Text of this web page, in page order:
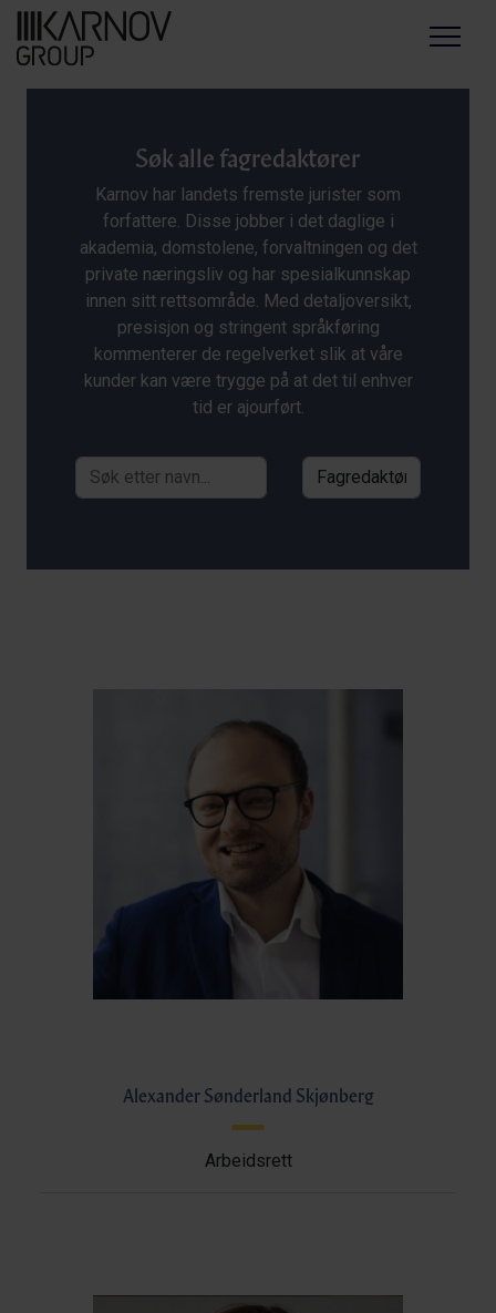
Menu
Søk alle fagredaktører
Karnov har landets fremste jurister som
forfattere. Disse jobber i det daglige i
akademia, domstolene, forvaltningen og det
private næringsliv og har spesialkunnskap
innen sitt rettsområde. Med detaljoversikt,
presisjon og stringent språkføring
kommenterer de regelverket slik at våre
kunder kan være trygge på at det til enhver
tid er ajourført.
Alexander Sønderland Skjønberg
Arbeidsrett